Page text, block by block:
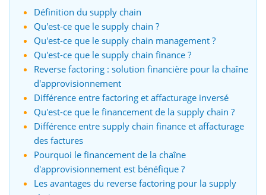
Définition du supply chain
Qu'est-ce que le supply chain ?
Qu'est-ce que le supply chain management ?
Qu'est-ce que le supply chain finance ?
Reverse factoring : solution financière pour la chaîne
d'approvisionnement
Différence entre factoring et affacturage inversé
Qu'est-ce que le financement de la supply chain ?
Différence entre supply chain finance et affacturage
des factures
Pourquoi le financement de la chaîne
d'approvisionnement est bénéfique ?
Les avantages du reverse factoring pour la supply